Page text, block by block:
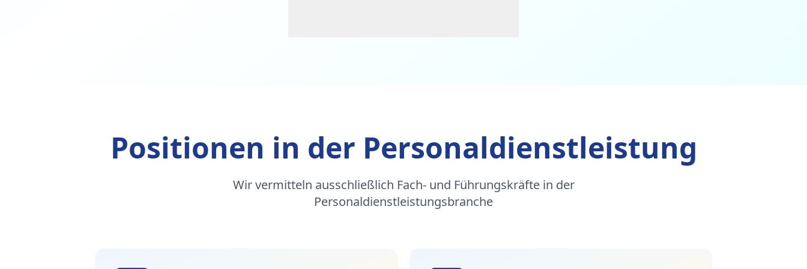
Positionen in der Personaldienstleistung
Wir vermitteln ausschließlich Fach- und Führungskräfte in der
Personaldienstleistungsbranche